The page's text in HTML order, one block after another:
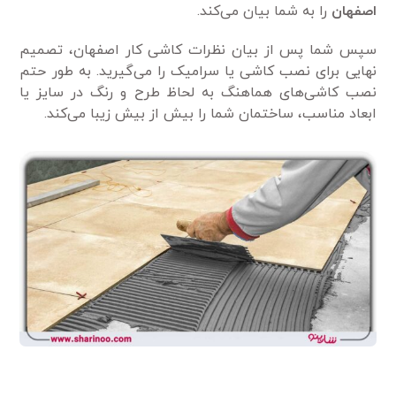
اصفهان را به شما بیان می‌کند.
سپس شما پس از بیان نظرات کاشی کار اصفهان، تصمیم
نهایی برای نصب کاشی یا سرامیک را می‌گیرید. به طور حتم
نصب کاشی‌های هماهنگ به لحاظ طرح و رنگ در سایز یا
ابعاد مناسب، ساختمان شما را بیش از بیش زیبا می‌کند.